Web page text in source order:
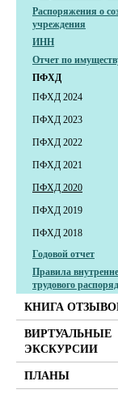
Распоряжения о
учреждения
ИНН
Отчет по
ПФХД
ПФХД 2024
ПФХД 2023
ПФХД 2022
ПФХД 2021
ПФХД 2020
ПФХД 2019
ПФХД 2018
Годовой отчет
Правила
трудового
КНИГА
ВИРТУАЛЬНЫЕ
ЭКСКУРСИИ
ПЛАНЫ